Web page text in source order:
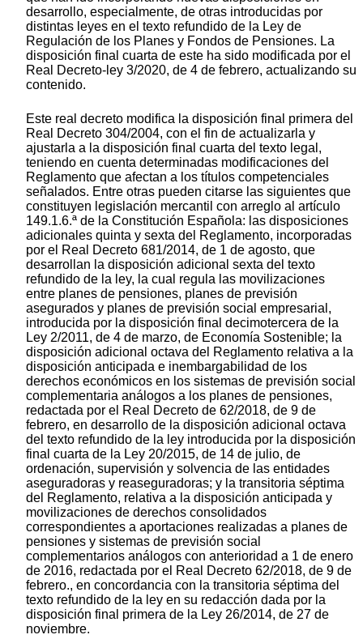
desarrollo, especialmente, de otras introducidas por
distintas leyes en el texto refundido de la Ley de
Regulación de los Planes y Fondos de Pensiones. La
disposición final cuarta de este ha sido modificada por el
Real Decreto-ley 3/2020, de 4 de febrero, actualizando su
contenido.
Este real decreto modifica la disposición final primera del
Real Decreto 304/2004, con el fin de actualizarla y
ajustarla a la disposición final cuarta del texto legal,
teniendo en cuenta determinadas modificaciones del
Reglamento que afectan a los títulos competenciales
señalados. Entre otras pueden citarse las siguientes que
constituyen legislación mercantil con arreglo al artículo
149.1.6.ª de la Constitución Española: las disposiciones
adicionales quinta y sexta del Reglamento, incorporadas
por el Real Decreto 681/2014, de 1 de agosto, que
desarrollan la disposición adicional sexta del texto
refundido de la ley, la cual regula las movilizaciones
entre planes de pensiones, planes de previsión
asegurados y planes de previsión social empresarial,
introducida por la disposición final decimotercera de la
Ley 2/2011, de 4 de marzo, de Economía Sostenible; la
disposición adicional octava del Reglamento relativa a la
disposición anticipada e inembargabilidad de los
derechos económicos en los sistemas de previsión social
complementaria análogos a los planes de pensiones,
redactada por el Real Decreto de 62/2018, de 9 de
febrero, en desarrollo de la disposición adicional octava
del texto refundido de la ley introducida por la disposición
final cuarta de la Ley 20/2015, de 14 de julio, de
ordenación, supervisión y solvencia de las entidades
aseguradoras y reaseguradoras; y la transitoria séptima
del Reglamento, relativa a la disposición anticipada y
movilizaciones de derechos consolidados
correspondientes a aportaciones realizadas a planes de
pensiones y sistemas de previsión social
complementarios análogos con anterioridad a 1 de enero
de 2016, redactada por el Real Decreto 62/2018, de 9 de
febrero., en concordancia con la transitoria séptima del
texto refundido de la ley en su redacción dada por la
disposición final primera de la Ley 26/2014, de 27 de
noviembre.